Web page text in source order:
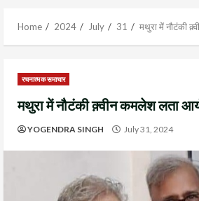
Home 2024 July 31 मथुरा में नौटंकी
रचनात्मक समाचार
मथुरा में नौटंकी क़्वीन कमलेश लता
YOGENDRA SINGH July 31, 2024